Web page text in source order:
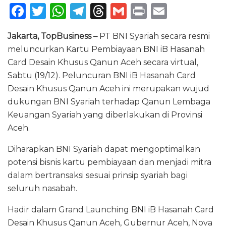
F
c
e
b
o
o
k
T
it
te
r
W
h
a
ts
A
p
p
T
e
g
ra
m
T
re
a
d
s
G
ai
l
P
n
t
ai
l
Jakarta, TopBusiness –PT BNI Syariah secara resmi
meluncurkan Kartu Pembiayaan BNI iB Hasanah
Card Desain Khusus Qanun Aceh secara virtual,
Sabtu (19/12). Peluncuran BNI iB Hasanah Card
Desain Khusus Qanun Aceh ini merupakan wujud
dukungan BNI Syariah terhadap Qanun Lembaga
Keuangan Syariah yang diberlakukan di Provinsi
Aceh.
Diharapkan BNI Syariah dapat mengoptimalkan
potensi bisnis kartu pembiayaan dan menjadi mitra
dalam bertransaksi sesuai prinsip syariah bagi
seluruh nasabah.
Hadir dalam Grand Launching BNI iB Hasanah Card
Desain Khusus Qanun Aceh, Gubernur Aceh, Nova